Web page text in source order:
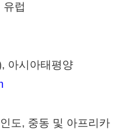
럽
아시아태평양
도, 중동 및 아프리카